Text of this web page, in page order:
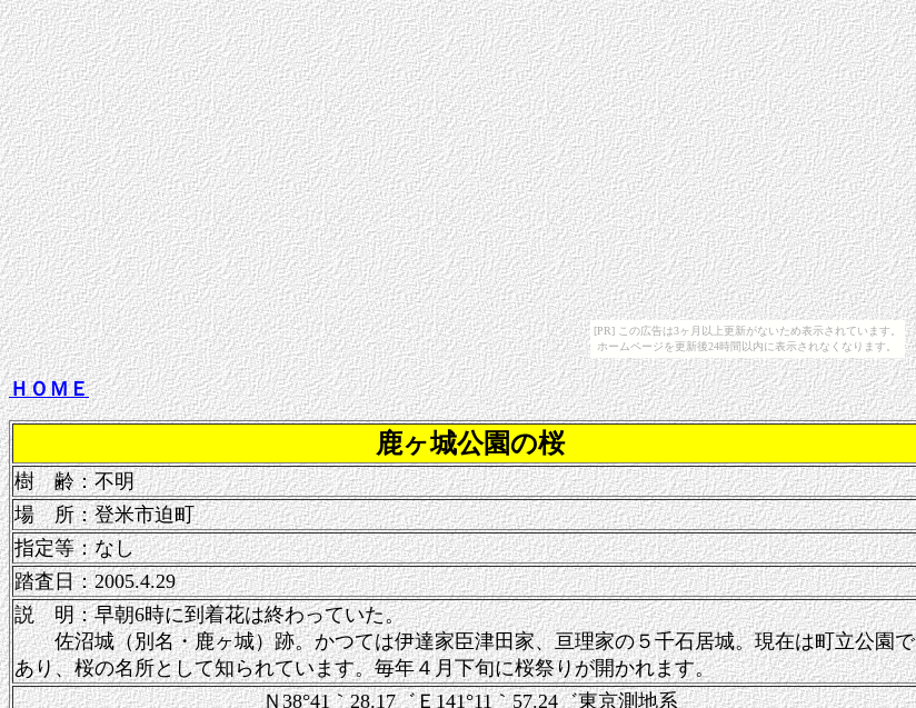
[PR] この広告は3ヶ月以上更新がないため表示されています。
ホームページを更新後24時間以内に表示されなくなります。
ＨＯＭＥ
鹿ヶ城公園の桜
樹 齢：不明
場 所：登米市迫町
指定等：なし
踏査日：2005.4.29
説 明：早朝6時に到着花は終わっていた。
佐沼城（別名・鹿ヶ城）跡。かつては伊達家臣津田家、亘理家の５千石居城。現在は町立公園で
あり、桜の名所として知られています。毎年４月下旬に桜祭りが開かれます。
Ｎ38°41｀28.17゛Ｅ141°11｀57.24゛東京測地系